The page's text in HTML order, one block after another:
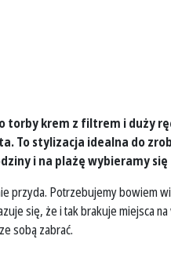
krem z filtrem i duży
To stylizacja idealna do
i na plażę wybieramy
przyda. Potrzebujemy
się, że i tak brakuje miejsca
sobą zabrać.